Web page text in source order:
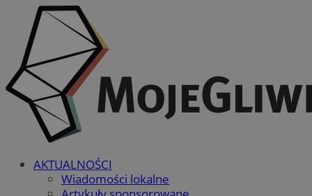
AKTUALNOŚCI
Wiadomości lokalne